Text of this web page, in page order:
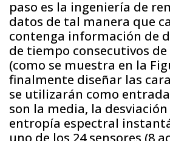
paso es la ingeniería de
datos de tal manera que
contenga información de
de tiempo consecutivos
(como se muestra en la
finalmente diseñar las
se utilizarán como
son la media, la
entropía espectral
uno de los 24 sensores (8